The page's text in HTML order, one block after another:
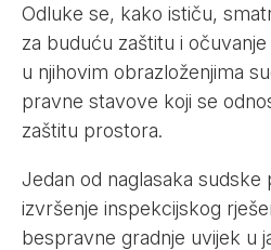
Odluke se, kako ističu,
za buduću zaštitu i
u njihovim obrazloženjima
pravne stavove koji se
zaštitu prostora.
Jedan od naglasaka sudske
izvršenje inspekcijskog
bespravne gradnje uvijek u